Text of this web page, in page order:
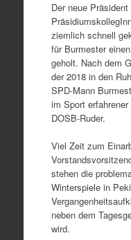
Der neue
ziemlich schnell
für Burmester
geholt. Nach dem
der 2018 in den
SPD-Mann
im Sport
DOSB-Ruder.
Viel Zeit zum
stehen die
Winterspiele in
neben dem
wird.